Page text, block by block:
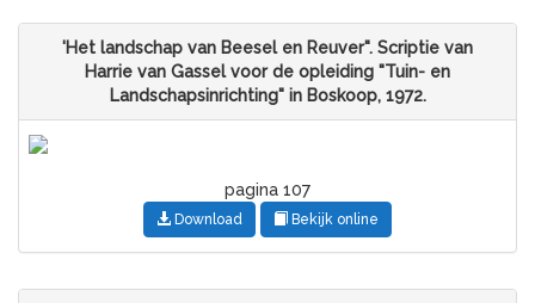
'Het landschap van Beesel en Reuver". Scriptie van
Harrie van Gassel voor de opleiding "Tuin- en
Landschapsinrichting" in Boskoop, 1972.
pagina 107
Download Bekijk online